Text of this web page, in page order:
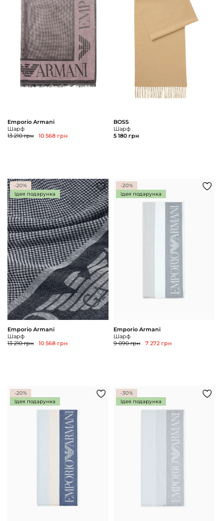
Emporio Armani
Шарф
13 210 грн
10 568 грн
BOSS
Шарф
5 180 грн
-20%
Ідея подарунка
Emporio Armani
Шарф
13 210 грн
10 568 грн
-20%
Ідея подарунка
Emporio Armani
Шарф
9 090 грн
7 272 грн
-20%
Ідея подарунка
-30%
Ідея подарунка